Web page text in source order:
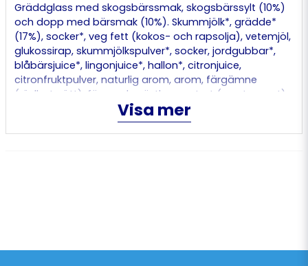
Gräddglass med skogsbärssmak, skogsbärssylt (10%)
och dopp med bärsmak (10%). Skummjölk*, grädde*
(17%), socker*, veg fett (kokos- och rapsolja), vetemjöl,
glukossirap, skummjölkspulver*, socker, jordgubbar*,
blåbärsjuice*, lingonjuice*, hallon*, citronjuice,
citronfruktpulver, naturlig arom, arom, färgämne
(rödbetsrött), färgande växtkoncentrat (svart morot),
emulgeringsmedel (mono- och diglycerider av veg
fettsyror, sojalecitin, lecitin), stabiliseringsmedel
(fruktkärnmjöl, guarkärnmjöl, pektin), vetestärkelse, salt.
Visa mer